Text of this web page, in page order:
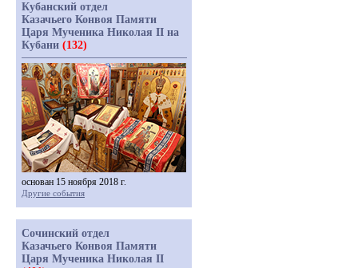
Кубанский отдел
Казачьего Конвоя Памяти
Царя Мученика Николая II на
Кубани (132)
основан 15 ноября 2018 г.
Другие события
Сочинский отдел
Казачьего Конвоя Памяти
Царя Мученика Николая II